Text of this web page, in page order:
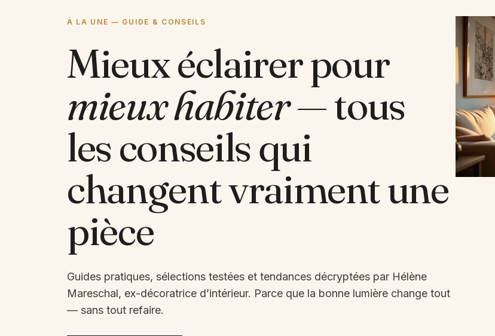
À LA UNE — GUIDE & CONSEILS
Mieux éclairer pour
mieux habiter— tous
les conseils qui
changent vraiment une
pièce
Guides pratiques, sélections testées et tendances décryptées par Hélène
Mareschal, ex-décoratrice d’intérieur. Parce que la bonne lumière change tout
— sans tout refaire.